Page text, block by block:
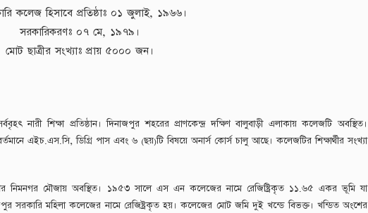
কলেজ হিসাবে প্রতিষ্ঠাঃ ০১ জুলাই, ১৯৬৬।
সরকারিকরণঃ ০৭ মে, ১৯৭৯।
মোট ছাত্রীর সংখ্যাঃ প্রায় ৫০০০ জন।
নারী শিক্ষা প্রতিষ্ঠান। দিনাজপুর শহরের প্রাণকেন্দ্র দক্ষিণ বালুবাড়ী এলাকায় কলেজটি অবস্থিত।
এইচ.এস.সি, ডিগ্রি পাস এবং ৬ (ছয়)টি বিষয়ে অনার্স কোর্স চালু আছে। কলেজটির শিক্ষার্থীর সংখ্যা
নিমনগর মৌজায় অবস্থিত। ১৯৫৩ সালে এস এন কলেজের নামে রেজিষ্ট্রিকৃত ১১.৬৫ একর ভূমি যা
সরকারি মহিলা কলেজের নামে রেজিষ্ট্রকৃত হয়। কলেজের মোট জমি দুই খন্ডে বিভক্ত। খন্ডিত অংশের